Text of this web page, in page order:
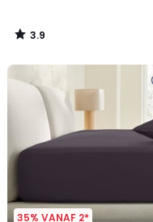
3.9
/
35% VANAF 2*